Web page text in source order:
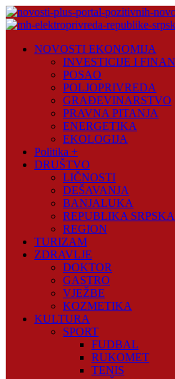
Skip
to
Plus
NOVOSTI EKONOMIJA
INVESTICIJE I
POSAO
POLJOPRIVREDA
GRAĐEVINARSTVO
PRAVNA PITANJA
ENERGETIKA
EKOLOGIJA
Politika +
DRUŠTVO
LIČNOSTI
DEŠAVANJA
BANJALUKA
REPUBLIKA SRPSKA
REGION
TURIZAM
ZDRAVLJE
DOKTOR
GASTRO
VJEŽBE
KOZMETIKA
KULTURA
SPORT
FUDBAL
RUKOMET
TENIS